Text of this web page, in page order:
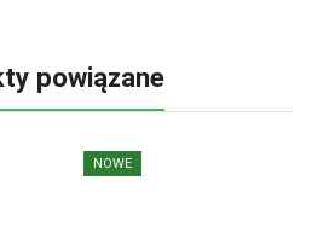
powiązane
NOWE